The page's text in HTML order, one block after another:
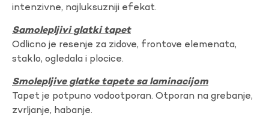
intenzivne, najluksuzniji efekat.
Samolepljivi glatki tapet
Odlicno je resenje za zidove, frontove elemenata,
staklo, ogledala i plocice.
Smolepljive glatke tapete sa laminacijom
Tapet je potpuno vodootporan. Otporan na grebanje,
zvrljanje, habanje.